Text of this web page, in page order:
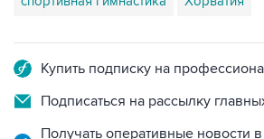
Подписаться на рассылку
Получать оперативные новости
канале